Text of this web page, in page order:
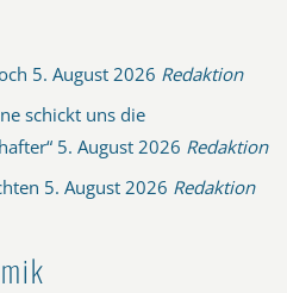
5. August 2026 Redaktion
schickt uns die
5. August 2026 Redaktion
5. August 2026 Redaktion